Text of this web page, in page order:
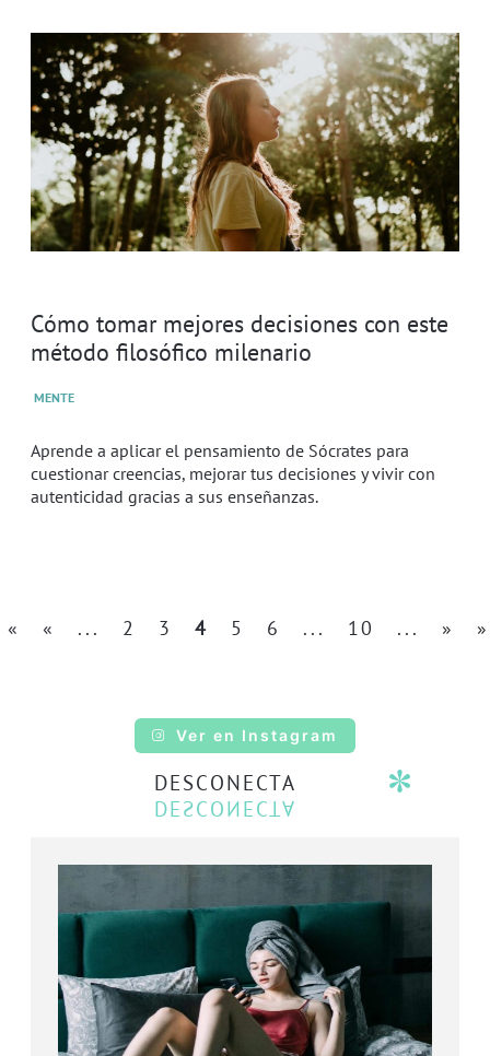
Cómo tomar mejores decisiones con este
método filosófico milenario
MENTE
Aprende a aplicar el pensamiento de Sócrates para
cuestionar creencias, mejorar tus decisiones y vivir con
autenticidad gracias a sus enseñanzas.
« « ... 2 3 4 5 6 ... 10 ... » »
Ver en Instagram
DESCONECTA